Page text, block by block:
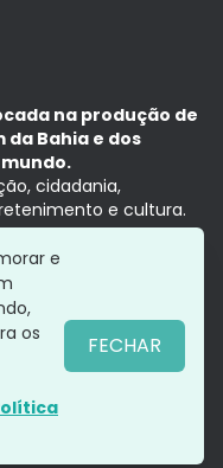
na produção de
Bahia e dos
cidadania,
e cultura.
tempo presente,
e
os
FECHAR